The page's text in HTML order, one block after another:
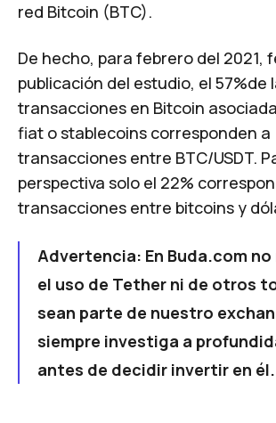
red Bitcoin (BTC).
De hecho, para febrero del 2021,
publicación del estudio, el 57%de
transacciones en Bitcoin
fiat o stablecoins corresponden a
transacciones entre BTC/USDT.
perspectiva solo el 22%
transacciones entre bitcoins y
Advertencia: En Buda.com
el uso de Tether ni de otros
sean parte de nuestro
siempre investiga a
antes de decidir invertir en él.